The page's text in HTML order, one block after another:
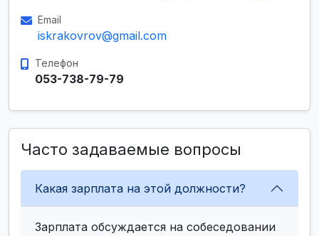
Email
iskrakovrov@gmail.com
Телефон
053-738-79-79
Часто задаваемые вопросы
Какая зарплата на этой должности?
Зарплата обсуждается на собеседовании